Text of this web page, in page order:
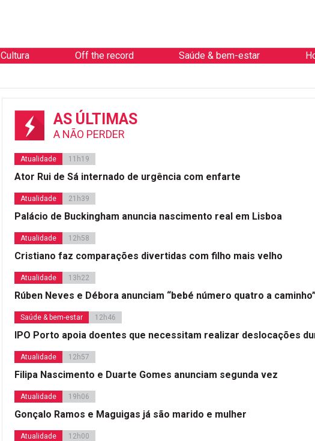
Cultura Off the record Saúde & bem-estar
AS ÚLTIMAS
A NÃO PERDER
Atualidade 11h19
Ator Rui de Sá internado de urgência com enfarte
Atualidade 21h39
Palácio de Buckingham anuncia nascimento real em Lisboa
Atualidade 12h58
Cristiano faz comparações divertidas com filho mais velho
Atualidade 13h22
Rúben Neves e Débora anunciam “bebé número quatro a
Saúde & bem-estar 12h46
IPO Porto apoia doentes que necessitam realizar deslocações
Atualidade 12h57
Filipa Nascimento e Duarte Gomes anunciam segunda vez
Atualidade 19h06
Gonçalo Ramos e Maguigas já são marido e mulher
Atualidade 12h00